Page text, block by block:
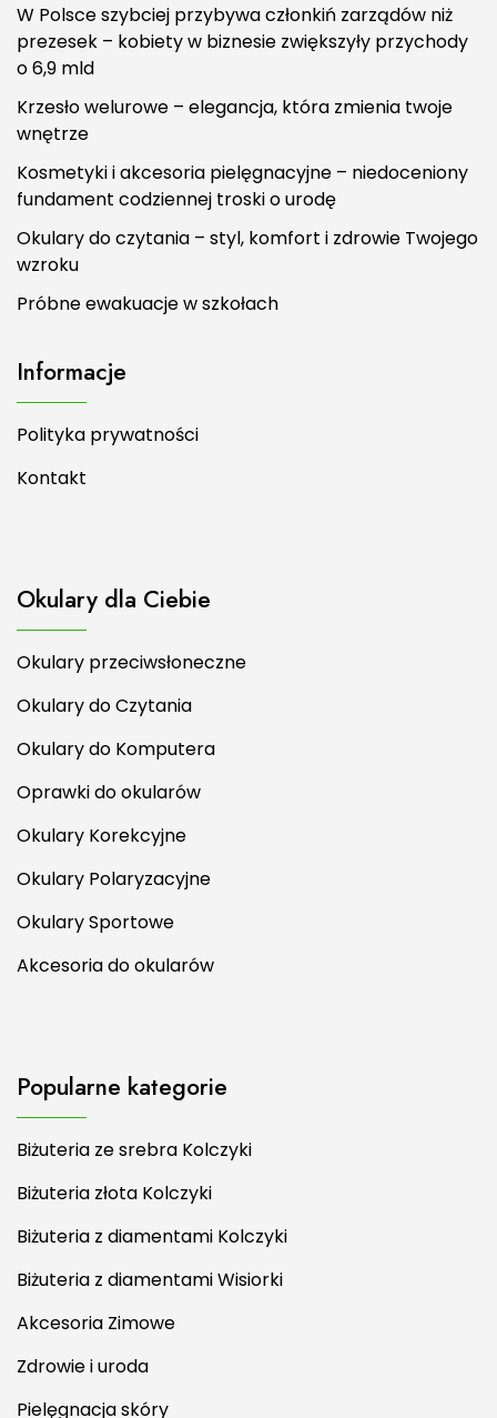
W Polsce szybciej przybywa członkiń zarządów niż
prezesek – kobiety w biznesie zwiększyły przychody
o 6,9 mld
Krzesło welurowe – elegancja, która zmienia twoje
wnętrze
Kosmetyki i akcesoria pielęgnacyjne – niedoceniony
fundament codziennej troski o urodę
Okulary do czytania – styl, komfort i zdrowie Twojego
wzroku
Próbne ewakuacje w szkołach
Informacje
Polityka prywatności
Kontakt
Okulary dla Ciebie
Okulary przeciwsłoneczne
Okulary do Czytania
Okulary do Komputera
Oprawki do okularów
Okulary Korekcyjne
Okulary Polaryzacyjne
Okulary Sportowe
Akcesoria do okularów
Popularne kategorie
Biżuteria ze srebra Kolczyki
Biżuteria złota Kolczyki
Biżuteria z diamentami Kolczyki
Biżuteria z diamentami Wisiorki
Akcesoria Zimowe
Zdrowie i uroda
Pielęgnacja skóry